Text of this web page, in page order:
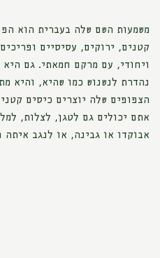
משמעות השם שלה בעברית הוא
קטנים, ירוקים, עסיסיים
ויחודי, עם מרקם חמאתי. גם היא
נהדרת לנשנוש כמו שהיא, והיא
הצפופים שלה יוצרים כיסים
אתם יכולים גם לטגן, לצלות,
אבוקדו או גבינה, או לנגב איתה